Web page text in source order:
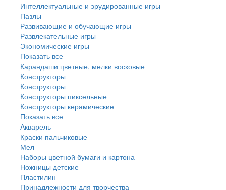
Интеллектуальные и эрудированные игры
Пазлы
Развивающие и обучающие игры
Развлекательные игры
Экономические игры
Показать все
Карандаши цветные, мелки восковые
Конструкторы
Конструкторы
Конструкторы пиксельные
Конструкторы керамические
Показать все
Акварель
Краски пальчиковые
Мел
Наборы цветной бумаги и картона
Ножницы детские
Пластилин
Принадлежности для творчества